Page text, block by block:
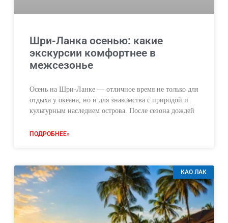
Шри-Ланка осенью: какие
экскурсии комфортнее в
межсезонье
Осень на Шри-Ланке — отличное время не только для
отдыха у океана, но и для знакомства с природой и
культурным наследием острова. После сезона дождей
ПОДРОБНЕЕ»
КАО ЛАК